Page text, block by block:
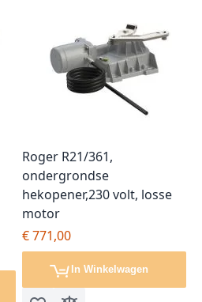
Roger R21/361,
ondergrondse
hekopener,230 volt, losse
motor
€ 771,00
In Winkelwagen